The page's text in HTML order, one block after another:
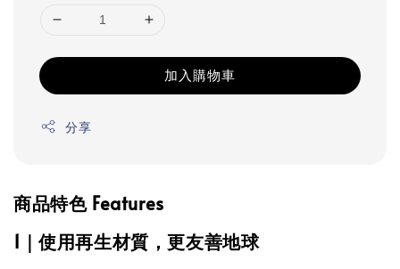
加入購物車
分享
商品特色 Features
1｜使用再生材質，更友善地球